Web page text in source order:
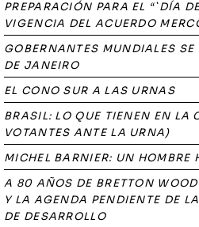
PREPARACIÓN PARA EL “`DÍA
VIGENCIA DEL ACUERDO
GOBERNANTES MUNDIALES
DE JANEIRO
EL CONO SUR A LAS URNAS
BRASIL: LO QUE TIENEN EN LA
VOTANTES ANTE LA URNA)
MICHEL BARNIER: UN HOMBRE
A 80 AÑOS DE BRETTON
Y LA AGENDA PENDIENTE DE
DE DESARROLLO